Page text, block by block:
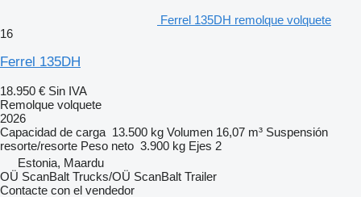
Ferrel 135DH remolque volquete
16
Ferrel 135DH
18.950 € Sin IVA
Remolque volquete
2026
Capacidad de carga 13.500 kg Volumen 16,07 m³ Suspensión
resorte/resorte Peso neto 3.900 kg Ejes 2
Estonia, Maardu
OÜ ScanBalt Trucks/OÜ ScanBalt Trailer
Contacte con el vendedor